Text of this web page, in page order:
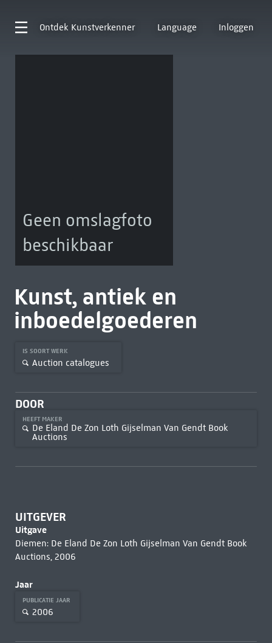
Ontdek Kunstverkenner Language Inloggen
Geen omslagfoto
beschikbaar
Kunst, antiek en
inboedelgoederen
IS SOORT WERK
Auction catalogues
DOOR
HEEFT MAKER
De Eland De Zon Loth Gijselman Van Gendt Book
Auctions
UITGEVER
Uitgave
Diemen: De Eland De Zon Loth Gijselman Van Gendt Book
Auctions, 2006
Jaar
PUBLICATIE JAAR
2006